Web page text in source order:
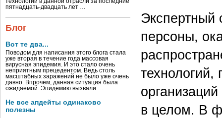
пятнадцать-двадцать лет …
Блог
Вот те два...
Поводом для написания этого блога стала
уже вторая в течение года массовая
вирусная эпидемия. И это стало очень
неприятным прецедентом. Ведь столь
масштабных заражений не было уже очень
давно. Впрочем, данная ситуация была
ожидаемой. Эпидемию вызвали …
Не все апдейты одинаково
полезны
Экспертный
персоны,
в целом. В